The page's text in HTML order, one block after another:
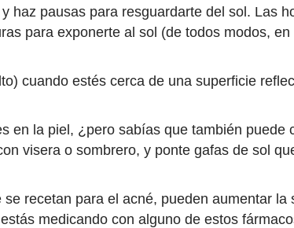
haz pausas para resguardarte del sol. Las
para exponerte al sol (de todos modos,
cuando estés cerca de una superficie
en la piel, ¿pero sabías que también puede
visera o sombrero, y ponte gafas de sol
recetan para el acné, pueden aumentar la
medicando con alguno de estos